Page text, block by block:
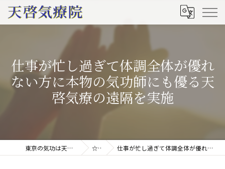
仕事が忙し過ぎて体調全体が優れ
ない方に本物の気功師にも優る天
啓気療の遠隔を実施
東京の気功は天啓気療院(天啓気功療法治療院) ☆ブログ 仕事が忙し過ぎて体調全体が優れない方に本物の気功師にも優る天啓気療の遠隔を実施